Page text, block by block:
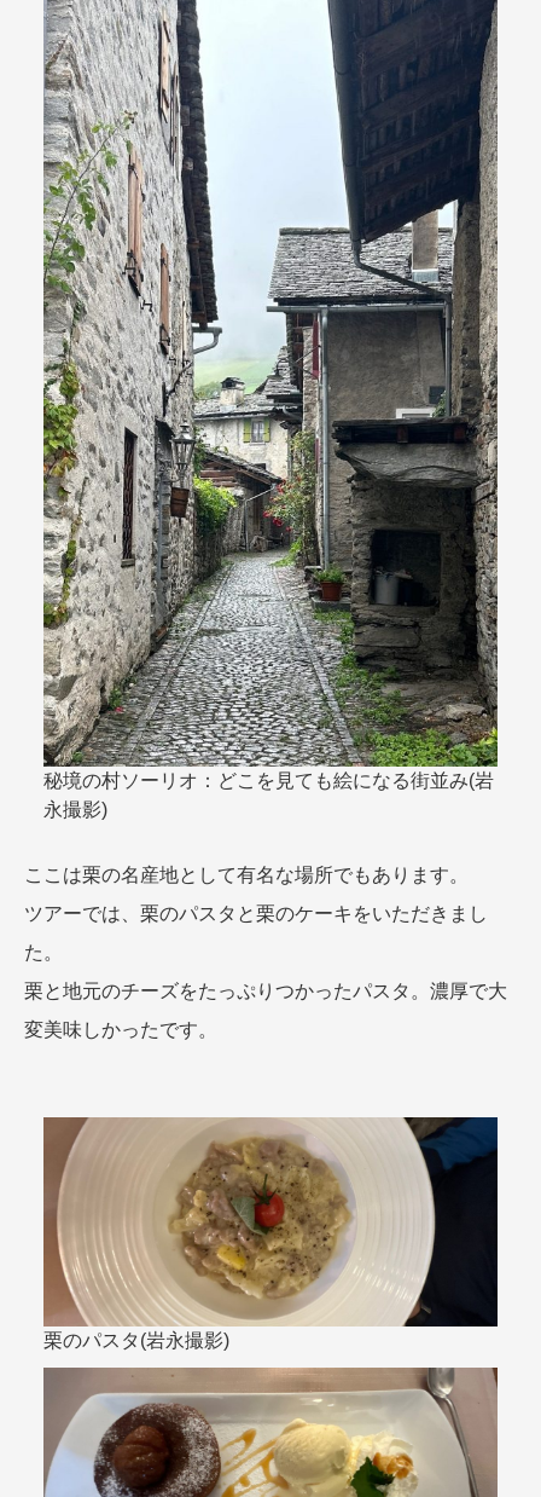
秘境の村ソーリオ：どこを見ても絵になる街並み(岩
永撮影)
ここは栗の名産地として有名な場所でもあります。
ツアーでは、栗のパスタと栗のケーキをいただきまし
た。
栗と地元のチーズをたっぷりつかったパスタ。濃厚で大
変美味しかったです。
栗のパスタ(岩永撮影)